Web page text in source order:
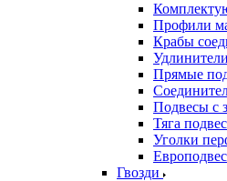
Профили
Крабы
Прямые
Подвесы с
Тяга
Уголки
Гвозди